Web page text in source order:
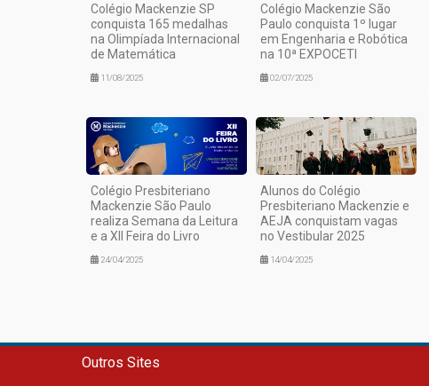
Colégio Mackenzie SP
conquista 165 medalhas
na Olimpíada Internacional
de Matemática
11/08/2025
Colégio Mackenzie São
Paulo conquista 1º lugar
em Engenharia e Robótica
na 10ª EXPOCETI
02/07/2025
Colégio Presbiteriano
Mackenzie São Paulo
realiza Semana da Leitura
e a XII Feira do Livro
24/04/2025
Alunos do Colégio
Presbiteriano Mackenzie e
AEJA conquistam vagas
no Vestibular 2025
14/04/2025
Outros Sites